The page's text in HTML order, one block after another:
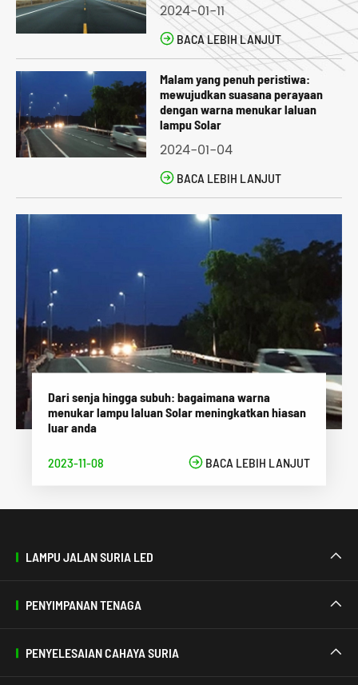
2024-01-11
BACA LEBIH LANJUT
Malam yang penuh peristiwa:
mewujudkan suasana perayaan
dengan warna menukar laluan
lampu Solar
2024-01-04
BACA LEBIH LANJUT
Dari senja hingga subuh: bagaimana warna
menukar lampu laluan Solar meningkatkan hiasan
luar anda
2023-11-08  BACA LEBIH LANJUT
LAMPU JALAN SURIA LED 
PENYIMPANAN TENAGA 
PENYELESAIAN CAHAYA SURIA 